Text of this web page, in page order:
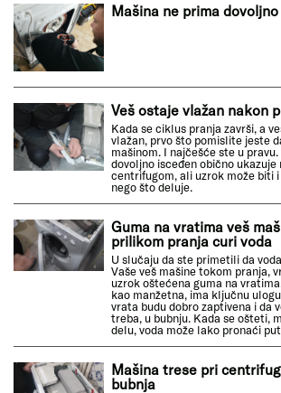
Mašina ne prima
Veš ostaje vlažan nakon
Kada se ciklus pranja završi, a
vlažan, prvo što pomislite jeste
mašinom. I najčešće ste u pravu.
dovoljno isceđen obično ukazuje
centrifugom, ali uzrok može biti
nego što deluje.
Guma na vratima veš
prilikom pranja curi voda
U slučaju da ste primetili da
Vaše veš mašine tokom pranja,
uzrok oštećena guma na
kao manžetna, ima ključnu
vrata budu dobro zaptivena i da
treba, u bubnju. Kada se ošteti,
delu, voda može lako pronaći
Mašina trese pri
bubnja